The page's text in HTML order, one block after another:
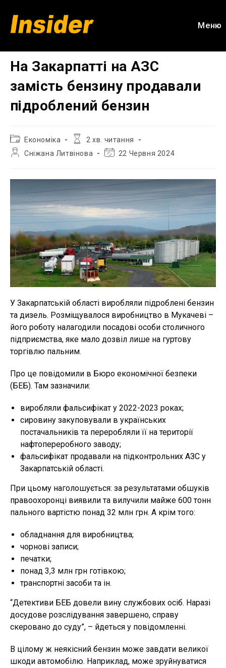
вмісту
Меню
На Закарпатті на АЗС
замість бензину продавали
підроблений бензин
Категорія
запису:
Економіка
Час
2 хв. читання
АвторСніжана Литвінова
Остання22 Червня 2024
У Закарпатській області виробляли підроблені бензин
та дизель. Розміщувалося виробництво в Мукачеві –
його роботу налагодили посадові особи столичного
підприємства, яке мало дозвіл лише на гуртову
торгівлю пальним.
Про це повідомили в Бюро економічної безпеки
(БЕБ). Там зазначили:
виробляли фальсифікат у 2022-2023 роках;
сировину закуповували в українських
постачальників та переробляли її на території
нафтопереробного заводу;
фальсифікат продавали на підконтрольних АЗС у
Закарпатській області.
При цьому наголошується: за результатами обшуків
правоохоронці виявили та вилучили майже 600 тонн
пального вартістю понад 32 млн грн. А крім того:
обладнання для виробництва;
чорнові записи;
печатки;
понад 3,3 млн грн готівкою;
транспортні засоби та ін.
“Детективи БЕБ довели вину службових осіб. Наразі
досудове розслідування завершено, справу
скеровано до суду”, – йдеться у повідомленні.
В цілому ж неякісний бензин може завдати великої
шкоди автомобілю. Наприклад, може зруйнуватися